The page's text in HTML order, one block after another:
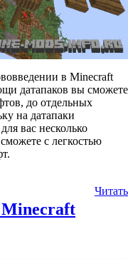
в Minecraft
датапаков вы сможете
до отдельных
на датапаки
вас несколько
с легкостью
Читать
Minecraft